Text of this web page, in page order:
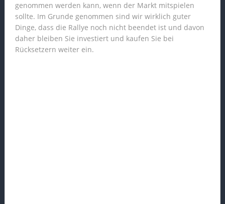
genommen werden kann, wenn der Markt mitspielen
sollte. Im Grunde genommen sind wir wirklich guter
Dinge, dass die Rallye noch nicht beendet ist und davon
daher bleiben Sie investiert und kaufen Sie bei
Rücksetzern weiter ein.